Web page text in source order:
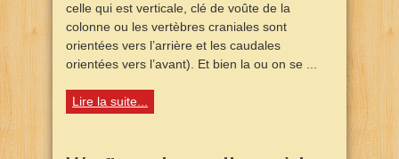
celle qui est verticale, clé de voûte de la
colonne ou les vertèbres craniales sont
orientées vers l’arrière et les caudales
orientées vers l’avant). Et bien la ou on se ...
Lire la suite...